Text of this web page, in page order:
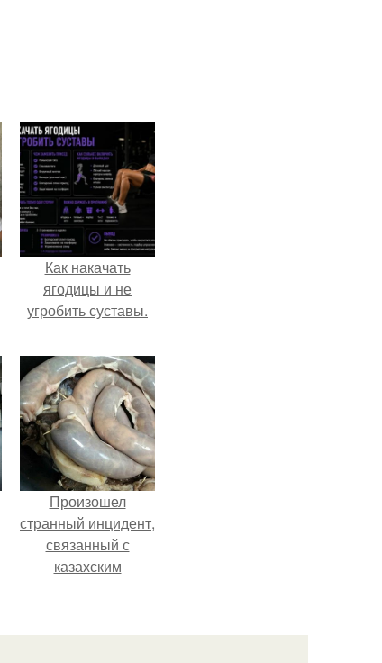
Как накачать
ягодицы и не
угробить суставы.
Произошел
странный инцидент,
связанный с
казахским